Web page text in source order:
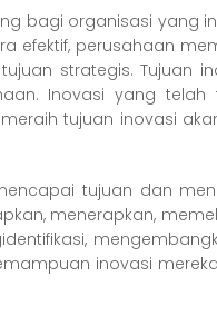
bagi organisasi yang
efektif, perusahaan
strategis. Tujuan
Inovasi yang telah
tujuan inovasi
tujuan dan
menerapkan,
inovasi